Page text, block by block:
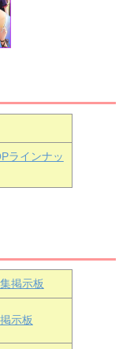
曜
せつ菜
・ヴェルデ
ラインナッ
掲示板
示板